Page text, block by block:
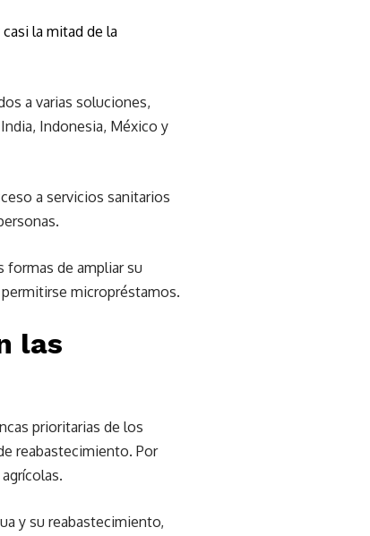
la mitad de la
a varias soluciones,
Indonesia, México y
a servicios sanitarios
formas de ampliar su
micropréstamos.
las
prioritarias de los
reabastecimiento. Por
y su reabastecimiento,